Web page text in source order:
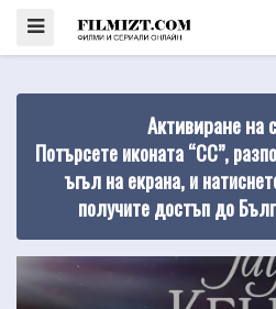
Активиране на
Потърсете иконата “CC”,
ъгъл на екрана, и
получите достъп до